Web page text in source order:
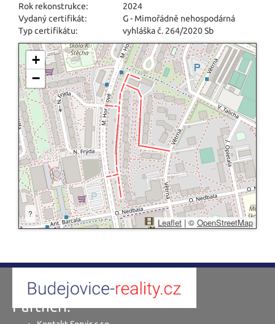
Rok rekonstrukce:
2024
Vydaný certifikát:
G - Mimořádně nehospodárná
Typ certifikátu:
vyhláška č. 264/2020 Sb
+
−
?
Leaflet | © OpenStreetMap
Partneři: